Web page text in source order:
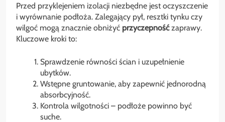
Przed przyklejeniem izolacji niezbędne jest oczyszczenie
i wyrównanie podłoża. Zalegający pył, resztki tynku czy
wilgoć mogą znacznie obniżyć przyczepnośćzaprawy.
Kluczowe kroki to:
Sprawdzenie równości ścian i uzupełnienie
ubytków.
Wstępne gruntowanie, aby zapewnić jednorodną
absorbcyjność.
Kontrola wilgotności – podłoże powinno być
suche.